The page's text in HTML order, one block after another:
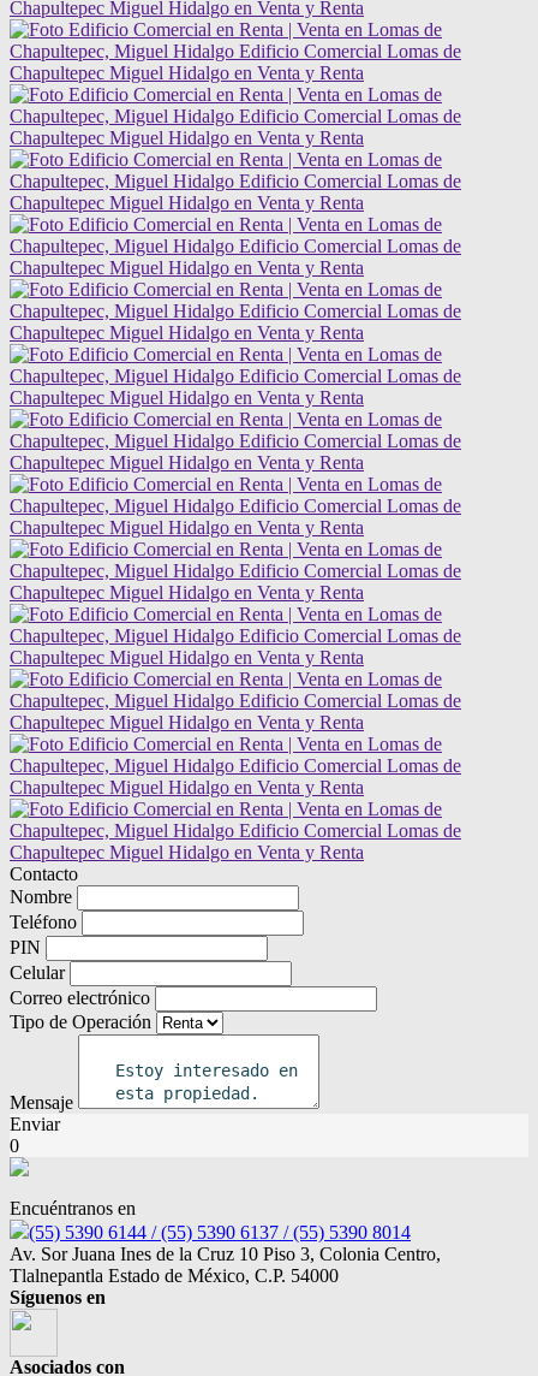
Contacto
Nombre
Teléfono
PIN
Celular
Correo electrónico
Tipo de Operación
Mensaje
Enviar
0
Encuéntranos en
(55) 5390 6144 / (55) 5390 6137 / (55) 5390 8014
Av. Sor Juana Ines de la Cruz 10 Piso 3, Colonia Centro,
Tlalnepantla Estado de México, C.P. 54000
Síguenos en
Asociados con